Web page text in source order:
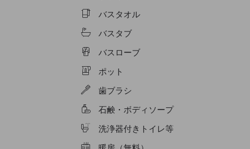
バスタオル
バスタブ
バスローブ
ポット
歯ブラシ
石鹸・ボディソープ
洗浄器付きトイレ等